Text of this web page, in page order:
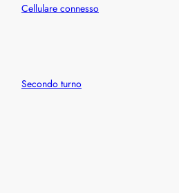
Cellulare connesso
Secondo turno